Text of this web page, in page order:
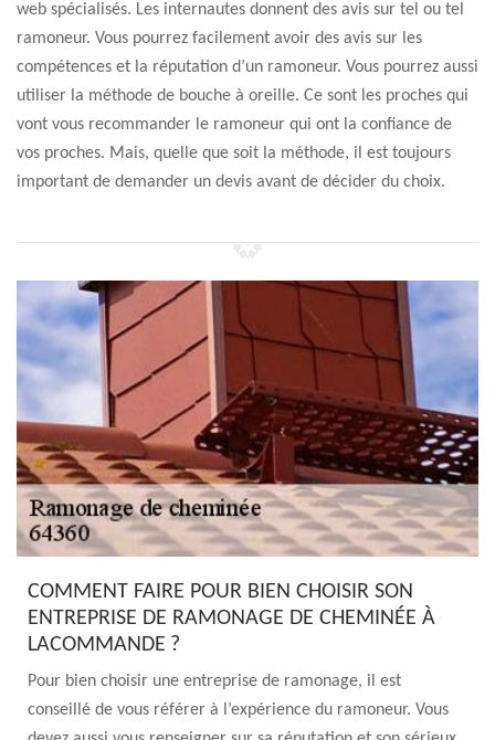
web spécialisés. Les internautes donnent des avis sur tel ou tel
ramoneur. Vous pourrez facilement avoir des avis sur les
compétences et la réputation d’un ramoneur. Vous pourrez aussi
utiliser la méthode de bouche à oreille. Ce sont les proches qui
vont vous recommander le ramoneur qui ont la confiance de
vos proches. Mais, quelle que soit la méthode, il est toujours
important de demander un devis avant de décider du choix.
COMMENT FAIRE POUR BIEN CHOISIR SON
ENTREPRISE DE RAMONAGE DE CHEMINÉE À
LACOMMANDE ?
Pour bien choisir une entreprise de ramonage, il est
conseillé de vous référer à l’expérience du ramoneur. Vous